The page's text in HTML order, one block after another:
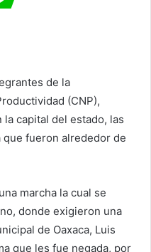
de la
(CNP),
capital del estado, las
que fueron alrededor de
marcha la cual se
donde exigieron una
de Oaxaca, Luis
que les fue negada, por